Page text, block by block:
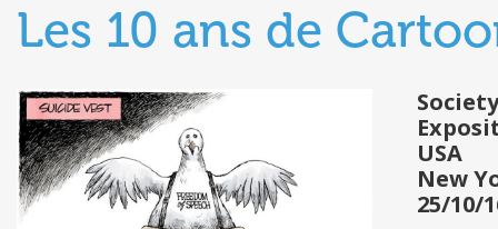
Les 10 ans de
USA
New
25/10/